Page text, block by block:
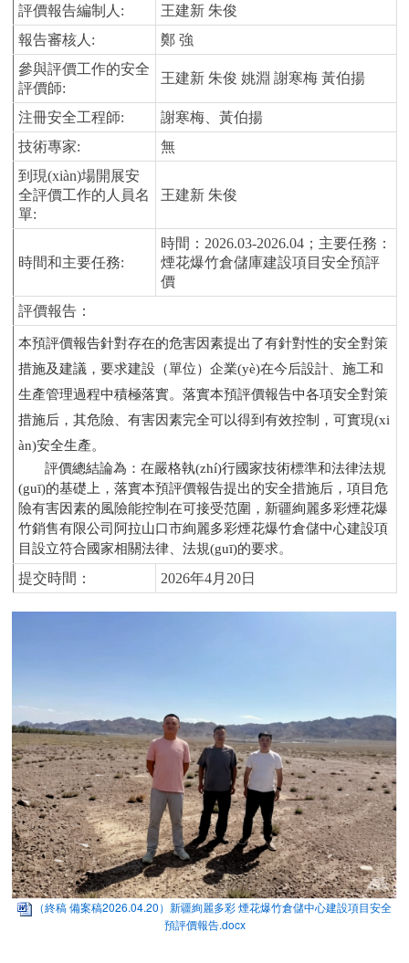
評價報告編制人 : 王建新 朱俊
報告審核人 : 鄭 強
參與評價工作的安全
評價師:
王建新 朱俊 姚淵 謝寒梅 黃伯揚
注冊安全工程師:
謝寒梅、黃伯揚
技術專家:
無
到現(xiàn)場開展安
全評價工作的人員名
單:
王建新 朱俊
時間和主要任務:
時間： 2026.03-2026.04；主要任務：
煙花爆竹倉儲庫建設項目安全預評
價
評價報告：
本預評價報告針對存在的危害因素提出了有針對性的安全對策
措施及建議，要求建設（單位）企業(yè)在今后設計、施工和
生產管理過程中積極落實。落實本預評價報告中各項安全對策
措施后，其危險、有害因素完全可以得到有效控制，可實現(xi
àn)安全生產。
評價總結論為： 在嚴格執(zhí)行國家技術標準和法律法規
(guī)的基礎上，落實本預評價報告提出的安全措施后，項目危
險有害因素的風險能控制在可接受范圍，新疆絢麗多彩煙花爆
竹銷售有限公司阿拉山口市絢麗多彩煙花爆竹倉儲中心建設項
目設立符合國家相關法律、法規(guī)的要求。
提交時間： 2026年4月 20日
（終稿 備案稿2026.04.20）新疆絢麗多彩 煙花爆竹倉儲中心建設項目安全
預評價報告.docx